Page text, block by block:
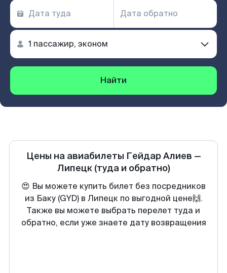
Найти
Цены на авиабилеты Гейдар Алиев —
Липецк (туда и обратно)
😍 Вы можете купить билет без посредников
из Баку (GYD) в Липецк по выгодной цене🙌.
Также вы можете выбрать перелет туда и
обратно, если уже знаете дату возвращения